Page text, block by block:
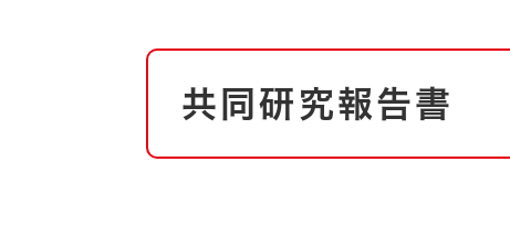
ごみ・衛生・動物 救急・消防
防災・防犯 上水道・下水道
自然・環境・公園
本
共同研究報告書